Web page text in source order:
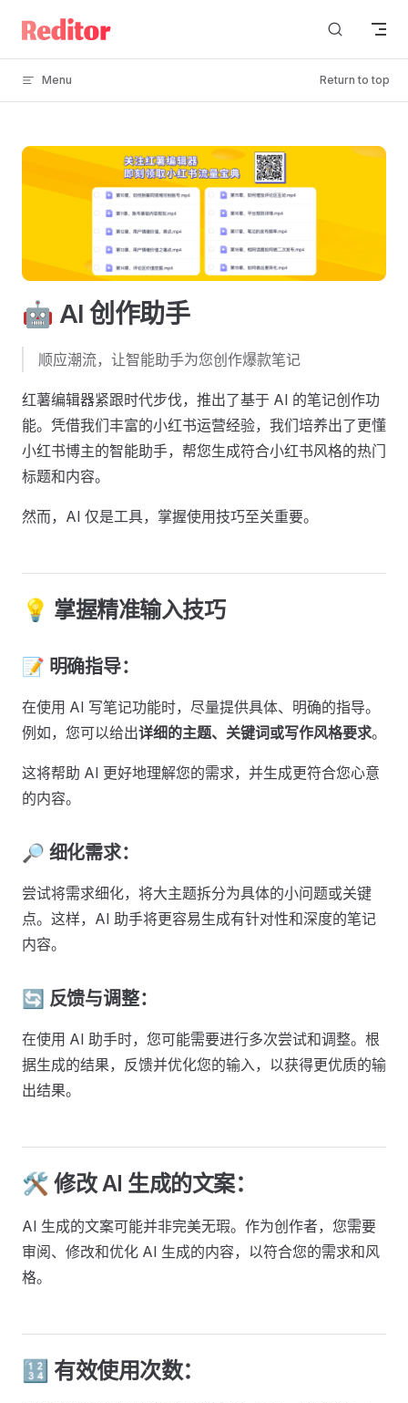
Skip to content
Menu Return to top
🤖️ AI 创作助手
顺应潮流，让智能助手为您创作爆款笔记
红薯编辑器紧跟时代步伐，推出了基于 AI 的笔记创作功
能。凭借我们丰富的小红书运营经验，我们培养出了更懂
小红书博主的智能助手，帮您生成符合小红书风格的热门
标题和内容。
然而，AI 仅是工具，掌握使用技巧至关重要。
💡 掌握精准输入技巧
📝 明确指导：
在使用 AI 写笔记功能时，尽量提供具体、明确的指导。
例如，您可以给出详细的主题、关键词或写作风格要求。
这将帮助 AI 更好地理解您的需求，并生成更符合您心意
的内容。
🔎 细化需求：
尝试将需求细化，将大主题拆分为具体的小问题或关键
点。这样，AI 助手将更容易生成有针对性和深度的笔记
内容。
🔄 反馈与调整：
在使用 AI 助手时，您可能需要进行多次尝试和调整。根
据生成的结果，反馈并优化您的输入，以获得更优质的输
出结果。
🛠️ 修改 AI 生成的文案：
AI 生成的文案可能并非完美无瑕。作为创作者，您需要
审阅、修改和优化 AI 生成的内容，以符合您的需求和风
格。
🔢 有效使用次数：